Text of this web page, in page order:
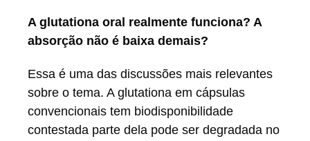
A glutationa oral realmente funciona? A
absorção não é baixa demais?
Essa é uma das discussões mais relevantes
sobre o tema. A glutationa em cápsulas
convencionais tem biodisponibilidade
contestada parte dela pode ser degradada no